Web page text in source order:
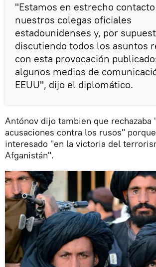
"Estamos en estrecho
nuestros colegas oficiales
estadounidenses y, por
discutiendo todos los asuntos
con esta provocación
algunos medios de
EEUU", dijo el diplomático.
Antónov dijo tambien que rechazaba
acusaciones contra los rusos"
interesado "en la victoria del
Afganistán".